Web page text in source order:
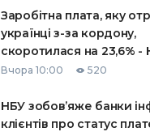
Заробітна плата, яку
українці з-за кордону,
скоротилася на 23,6% -
Вчора 10:00 520
НБУ зобов’яже банки
клієнтів про статус